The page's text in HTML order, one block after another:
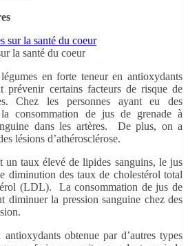
la santé du coeur
en forte teneur en antioxydants
prévenir certains facteurs de risque de
Chez les personnes ayant eu des
consommation de jus de grenade à
dans les artères. De plus, on a
lésions d’athérosclérose.
un taux élevé de lipides sanguins, le jus
diminution des taux de cholestérol total
(LDL). La consommation de jus de
diminuer la pression sanguine chez des
obtenue par d’autres types